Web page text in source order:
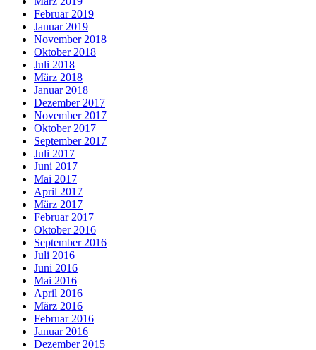
Februar 2019
Januar 2019
November 2018
Oktober 2018
Juli 2018
März 2018
Januar 2018
Dezember 2017
November 2017
Oktober 2017
September 2017
Juli 2017
Juni 2017
Mai 2017
April 2017
März 2017
Februar 2017
Oktober 2016
September 2016
Juli 2016
Juni 2016
Mai 2016
April 2016
März 2016
Februar 2016
Januar 2016
Dezember 2015